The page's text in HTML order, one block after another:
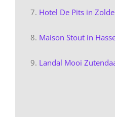
Hotel De Pits in
Maison Stout in
Landal Mooi